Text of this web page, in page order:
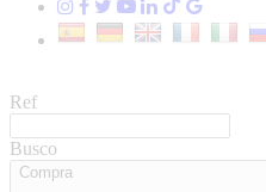
Ref
Busco
Compra